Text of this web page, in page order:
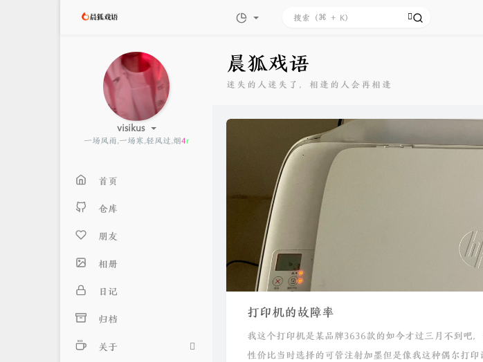
visikus
一场风雨,一场寒,~XyKX
首页
仓库
朋友
相册
日记
归档
关于
晨狐戏语
迷失的人迷失了，相逢的人会再相逢
打印机的故障率
我这个打印机是某品牌3636款的如今才过三月不到吧
性价比当时选择的可管注射加墨但是像我这种偶尔打